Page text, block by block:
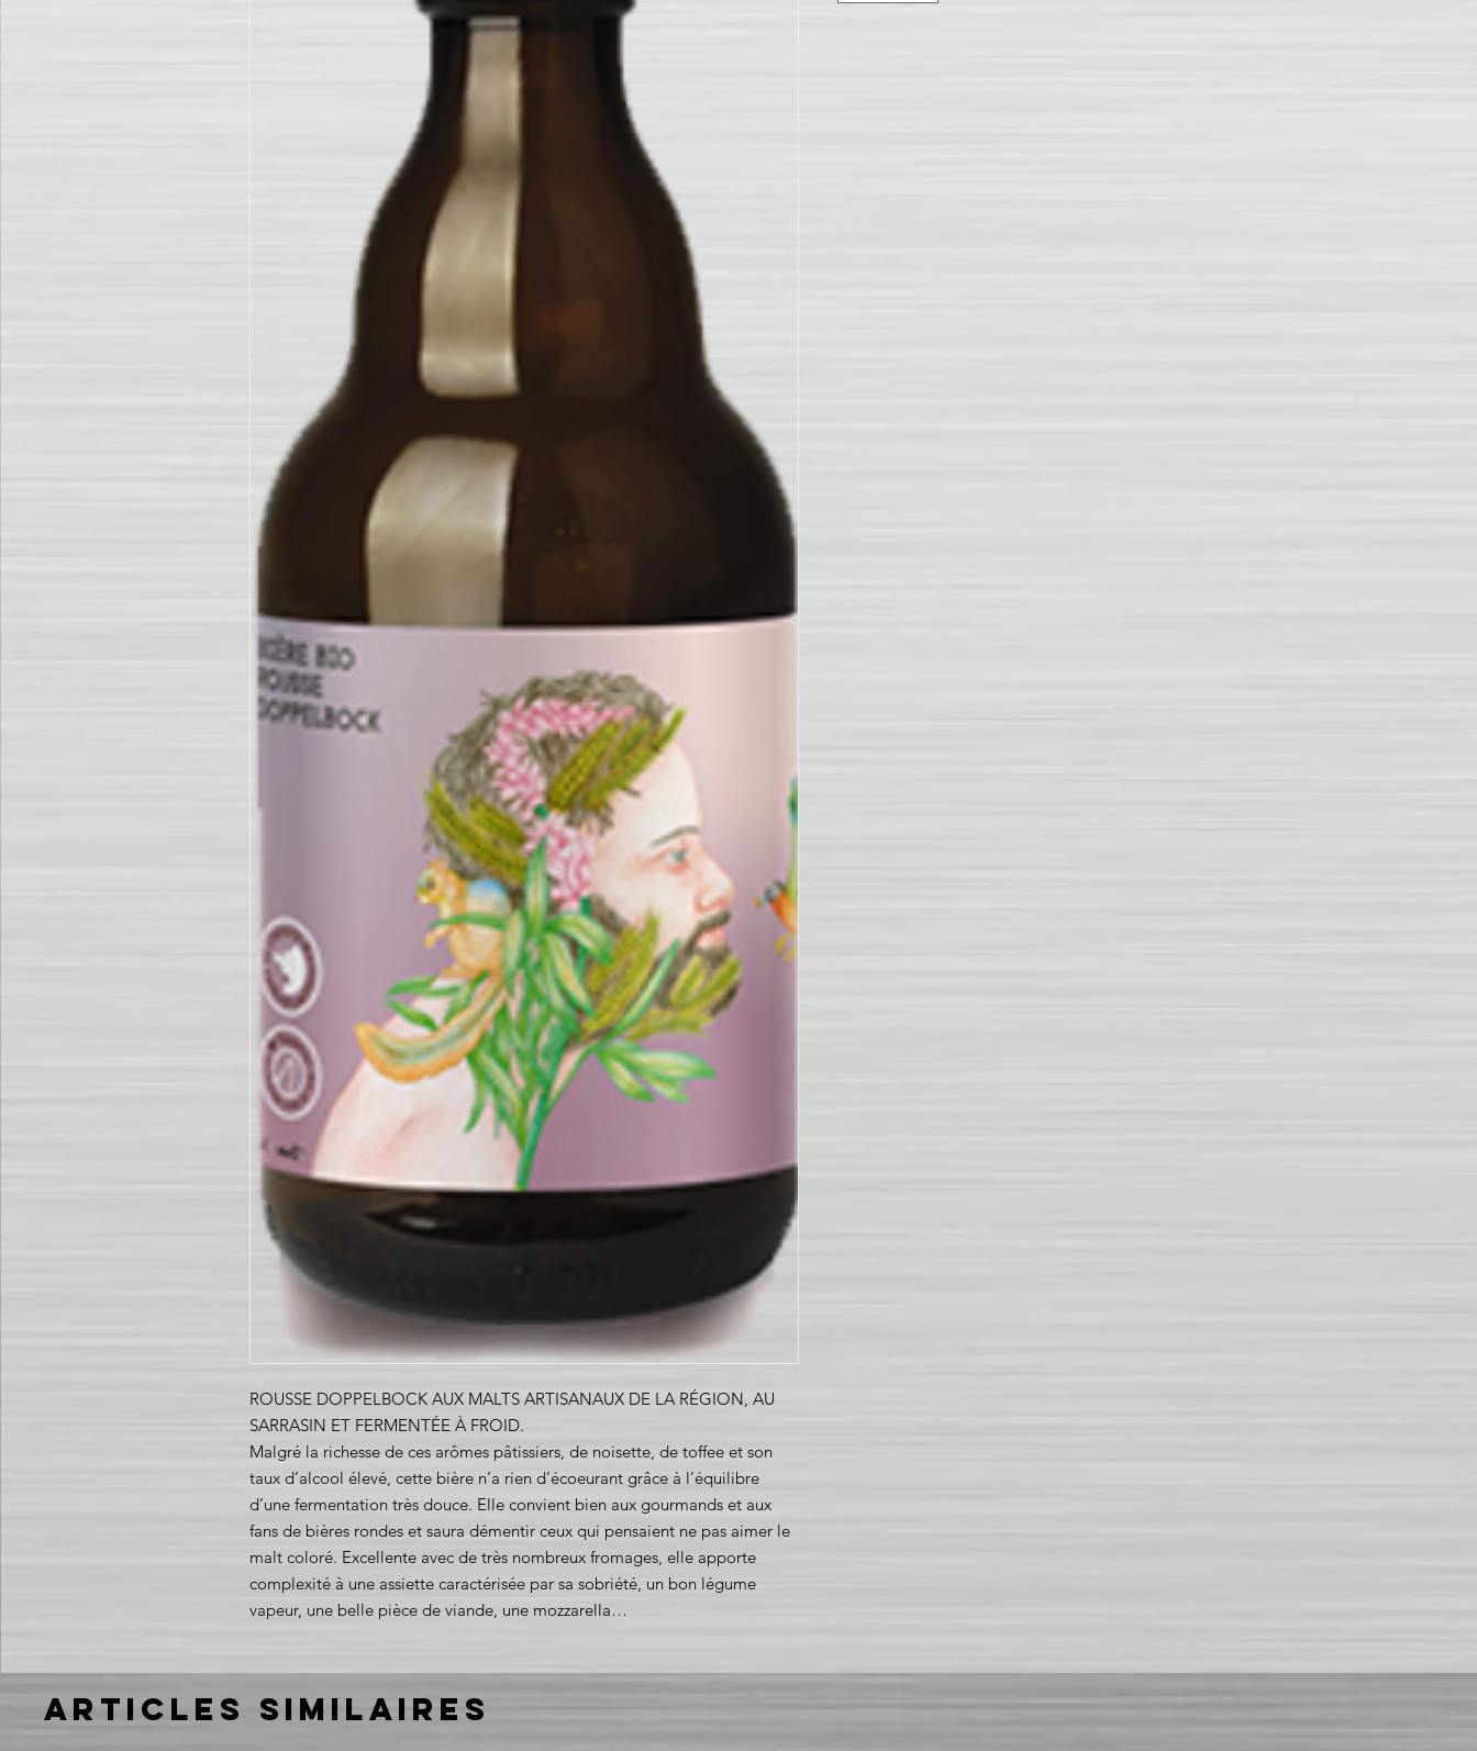
ROUSSE DOPPELBOCK AUX MALTS ARTISANAUX DE LA RÉGION, AU
SARRASIN ET FERMENTÉE À FROID.
Malgré la richesse de ces arômes pâtissiers, de noisette, de toffee et son
taux d’alcool élevé, cette bière n’a rien d’écoeurant grâce à l’équilibre
d’une fermentation très douce. Elle convient bien aux gourmands et aux
fans de bières rondes et saura démentir ceux qui pensaient ne pas aimer le
malt coloré. Excellente avec de très nombreux fromages, elle apporte
complexité à une assiette caractérisée par sa sobriété, un bon légume
vapeur, une belle pièce de viande, une mozzarella…
Articles similaires